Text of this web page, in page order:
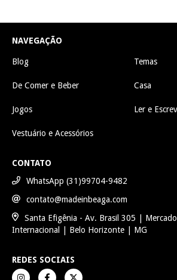
NAVEGAÇÃO
Blog Temas
De Comer e Beber Casa
Jogos Ler e
Vestuário e Acessórios
CONTATO
WhatsApp (31)99704-9482
contato@madeinbeaga.com
Santa Efigênia - Av. Brasil 305 |
Internacional | Belo Horizonte | MG
REDES SOCIAIS